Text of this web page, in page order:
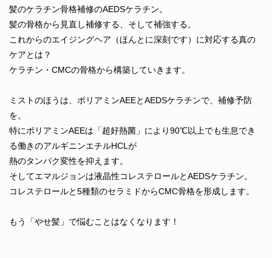
髪のケラチン骨格補修のAEDSケラチン。
髪の骨格から見直し補修する、そして補強する。
これからのエイジングヘア（ほんとに深刻です）に対応する真の
ケアとは？
ケラチン・CMCの骨格から構築していきます。
ミストのほうは、ポリアミンAEEとAEDSケラチンで、補修予防
を。
特にポリアミンAEEは「超好熱菌」により90℃以上でも生息でき
る働きのアルギニンエチルHCLが
熱のタンパク変性を抑えます。
そしてエマルジョンは液晶性コレステロールとAEDSケラチン。
コレステロールと5種類のセラミドからCMC骨格を形成します。
もう「やせ髪」で悩むことはなくなります！